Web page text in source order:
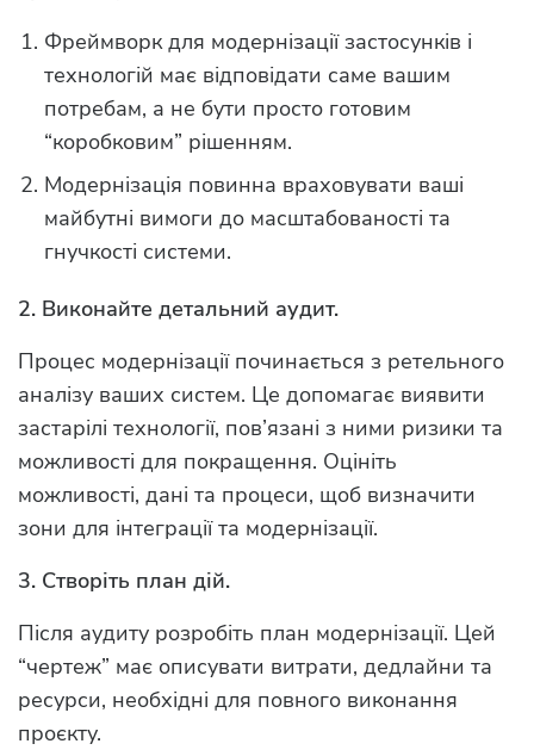
Фреймворк для модернізації застосунків і
технологій має відповідати саме вашим
потребам, а не бути просто готовим
“коробковим” рішенням.
Модернізація повинна враховувати ваші
майбутні вимоги до масштабованості та
гнучкості системи.
2. Виконайте детальний аудит.
Процес модернізації починається з ретельного
аналізу ваших систем. Це допомагає виявити
застарілі технології, пов’язані з ними ризики та
можливості для покращення. Оцініть
можливості, дані та процеси, щоб визначити
зони для інтеграції та модернізації.
3. Створіть план дій.
Після аудиту розробіть план модернізації. Цей
“чертеж” має описувати витрати, дедлайни та
ресурси, необхідні для повного виконання
проєкту.